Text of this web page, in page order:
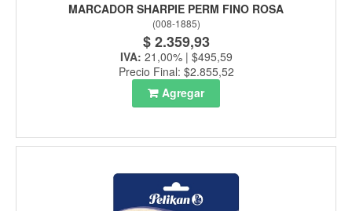
MARCADOR SHARPIE PERM FINO ROSA
(008-1885)
$ 2.359,93
IVA: 21,00% | $495,59
Precio Final: $2.855,52
Agregar